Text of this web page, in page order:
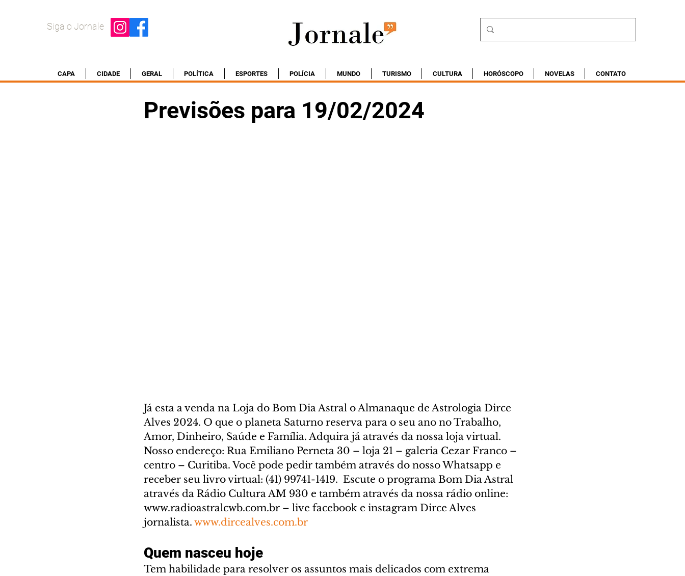
Siga o Jornale
CAPA CIDADE GERAL POLÍTICA ESPORTES POLÍCIA MUNDO TURISMO CULTURA HORÓSCOPO NOVELAS CONTATO
Previsões para 19/02/2024
Já esta a venda na Loja do Bom Dia Astral o Almanaque de Astrologia Dirce
Alves 2024. O que o planeta Saturno reserva para o seu ano no Trabalho,
Amor, Dinheiro, Saúde e Família. Adquira já através da nossa loja virtual.
Nosso endereço: Rua Emiliano Perneta 30 – loja 21 – galeria Cezar Franco –
centro – Curitiba. Você pode pedir também através do nosso Whatsapp e
receber seu livro virtual: (41) 99741-1419.  Escute o programa Bom Dia Astral
através da Rádio Cultura AM 930 e também através da nossa rádio online:
www.radioastralcwb.com.br – live facebook e instagram Dirce Alves
jornalista. www.dircealves.com.br
Quem nasceu hoje
Tem habilidade para resolver os assuntos mais delicados com extrema